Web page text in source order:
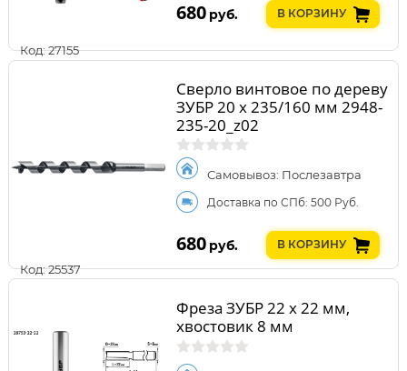
Код: 27155
680 руб. В КОРЗИНУ
Код: 25537
Сверло винтовое по дереву
ЗУБР 20 x 235/160 мм 2948-
235-20_z02
Самовывоз: Послезавтра
Доставка по СПб: 500 Руб.
680 руб. В КОРЗИНУ
Фреза ЗУБР 22 x 22 мм,
хвостовик 8 мм